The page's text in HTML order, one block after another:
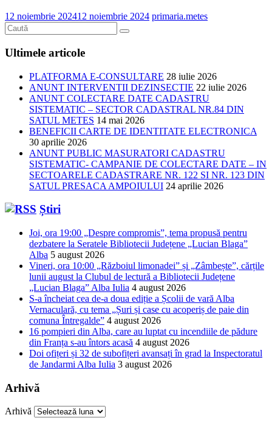
12 noiembrie 202412 noiembrie 2024 primaria.metes
Ultimele articole
PLATFORMA E-CONSULTARE 28 iulie 2026
ANUNT INTERVENTII DEZINSECTIE 22 iulie 2026
ANUNT COLECTARE DATE CADASTRU
SISTEMATIC – SECTOR CADASTRAL NR.84 DIN
SATUL METES 14 mai 2026
BENEFICII CARTE DE IDENTITATE ELECTRONICA
30 aprilie 2026
ANUNT PUBLIC MASURATORI CADASTRU
SISTEMATIC- CAMPANIE DE COLECTARE DATE – IN
SECTOARELE CADASTRARE NR. 122 SI NR. 123 DIN
SATUL PRESACA AMPOIULUI 24 aprilie 2026
Știri
Joi, ora 19:00 „Despre compromis”, tema propusă pentru
dezbatere la Seratele Bibliotecii Județene „Lucian Blaga”
Alba 5 august 2026
Vineri, ora 10:00 „Războiul limonadei” și „Zâmbește”, cărțile
lunii august la Clubul de lectură a Bibliotecii Județene
„Lucian Blaga” Alba Iulia 4 august 2026
S-a încheiat cea de-a doua ediție a Școlii de vară Alba
Vernaculară, cu tema „Șuri și case cu acoperiș de paie din
comuna Întregalde” 4 august 2026
16 pompieri din Alba, care au luptat cu incendiile de pădure
din Franța s-au întors acasă 4 august 2026
Doi ofițeri și 32 de subofițeri avansați în grad la Inspectoratul
de Jandarmi Alba Iulia 3 august 2026
Arhivă
Arhivă